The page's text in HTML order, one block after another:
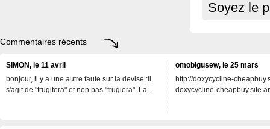
Soyez le
Commentaires récents
SIMON, le 11 avril
bonjour, il y a une autre faute sur la devise :il
s'agit de "frugifera" et non pas "frugiera". La...
omobigusew, le 25 mars
http://doxycycline-
doxycycline-